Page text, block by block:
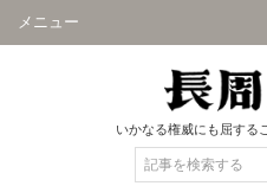
メニュー
いかなる権威にも屈する